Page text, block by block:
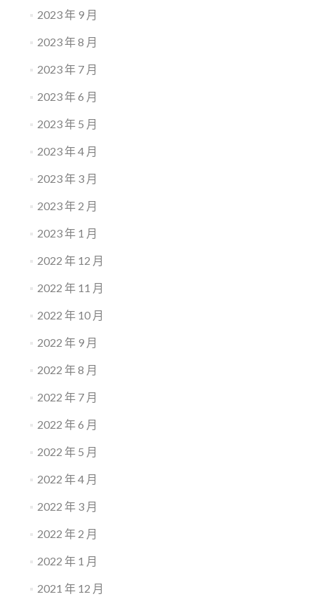
2023 年 9 月
2023 年 8 月
2023 年 7 月
2023 年 6 月
2023 年 5 月
2023 年 4 月
2023 年 3 月
2023 年 2 月
2023 年 1 月
2022 年 12 月
2022 年 11 月
2022 年 10 月
2022 年 9 月
2022 年 8 月
2022 年 7 月
2022 年 6 月
2022 年 5 月
2022 年 4 月
2022 年 3 月
2022 年 2 月
2022 年 1 月
2021 年 12 月